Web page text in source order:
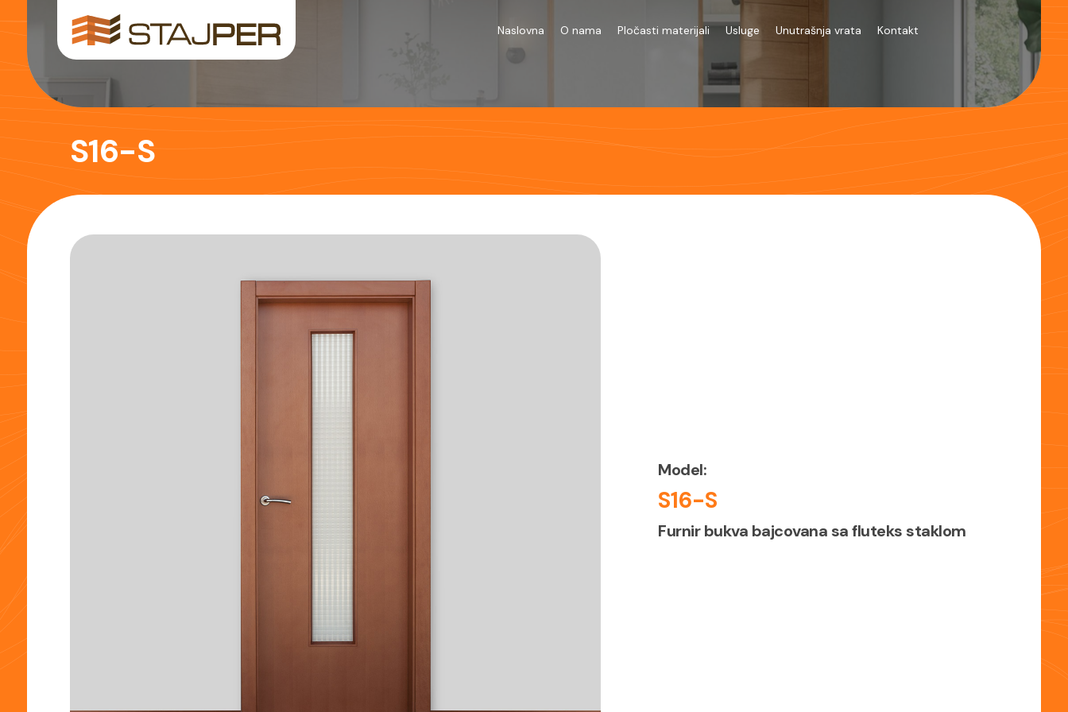
Naslovna O nama Pločasti materijali Usluge Unutrašnja vrata Kontakt
S16-S
Model:
S16-S
Furnir bukva bajcovana sa fluteks staklom